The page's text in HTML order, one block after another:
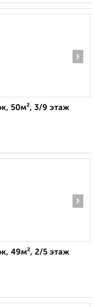
›
50м², 3/9 этаж
›
49м², 2/5 этаж